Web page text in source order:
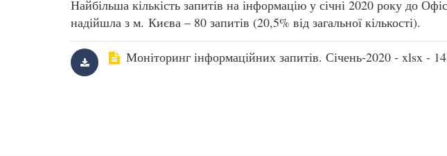
Найбільша кількість запитів на інформацію у січні 2020 року до
надійшла з м. Києва – 80 запитів (20,5% від загальної кількості).
Моніторинг інформаційних запитів. Січень-2020 - xlsx -